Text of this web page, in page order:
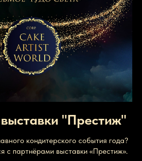
"Престиж"
кондитерского события года?
с партнёрами выставки «Престиж».